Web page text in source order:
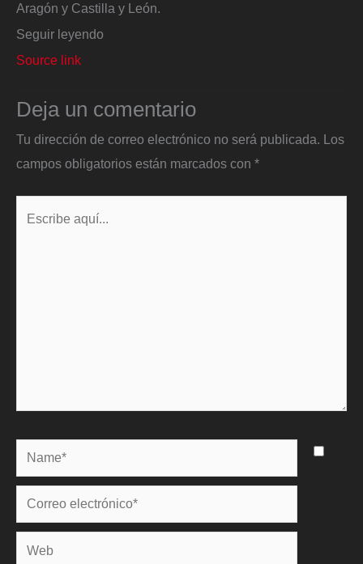
Aragón y Castilla y León.
Seguir leyendo
Source link
Deja un comentario
Tu dirección de correo electrónico no será publicada. Los
campos obligatorios están marcados con *
Name*
Correo
electrónico*
Web